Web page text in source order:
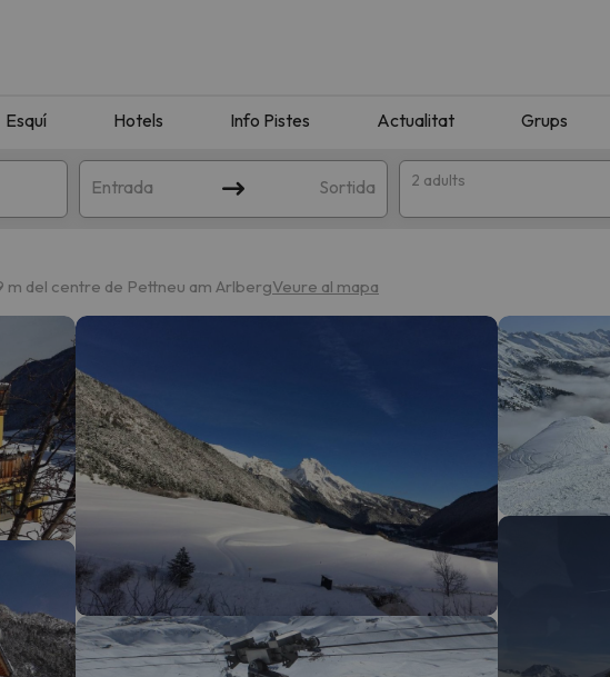
Esquí Hotels Info Pistes Actualitat Grups
Entrada Sortida 2 adults
amb la teva cerca. Intenteu modificar la destinació.
el nord. Quan trobi la seva brúixola torna.
m del centre de Pettneu am ArlbergVeure al mapa